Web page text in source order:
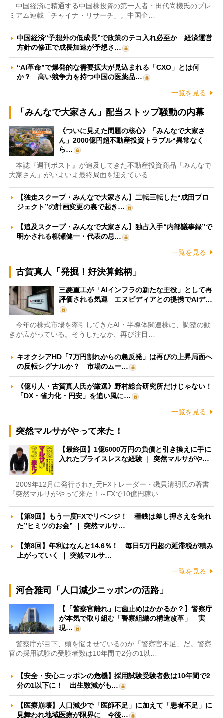
中国経済に精通する中国株投資の第一人者・田代尚機氏のプレ
ミアム連載「チャイナ・リサーチ」。中国企…
中国経済“予想外の低成長”で政策のテコ入れ必至か 経済運営
方針の修正で成長加速が予想さ…
“AI革命”で爆発的な需要拡大が見込まれる「CXO」とは何
か？ 高い競争力を持つ中国の医薬品…
一覧を見る
「みんなで大家さん」配当ストップ騒動の内幕
《ついに見えた問題の核心》「みんなで大家さ
ん」2000億円超不動産投資トラブル“異常なく
ら…
本誌『週刊ポスト』が追及してきた不動産投資商品「みんなで
大家さん」がいよいよ最終局面を迎えている…
【独走スクープ・みんなで大家さん】二転三転した“成田プロ
ジェクト”の計画変更の裏で起き…
【追及スクープ・みんなで大家さん】独占入手“内部議事録”で
明かされる柳瀬健一・代表の思…
一覧を見る
古賀真人「発掘！好決算銘柄」
三菱重工が「AIインフラの新たな主役」として再
評価される気運 エヌビディアとの提携でAIデ…
今年の株式市場を牽引してきたAI・半導体関連株に、調整の動
きが広がっている。そうしたなか、再び注目…
キオクシアHD「7万円割れからの急反発」は再びの上昇局面へ
の反転シグナルか？ 市場のムー…
《億り人・古賀真人氏が厳選》野村総合研究所だけじゃない！
「DX・省力化・円安」を追い風に…
一覧を見る
突然マルサがやって来た！
【最終回】1億6000万円の負債と引き換えに手に
入れたプライスレスな経験 ｜ 突然マルサがや…
2009年12月に発行された元FXトレーダー・磯貝清明氏の著書
『突然マルサがやって来た！～FXで10億円稼い…
【第9回】もう一度FXでリベンジ！ 種銭は差し押さえを免れ
た”ヒミツのお金” ｜ 突然マルサ…
【第8回】年利はなんと14.6％！ 毎日5万円超の延滞税が積み
上がっていく ｜ 突然マルサ…
一覧を見る
河合雅司「人口減少ニッポンの活路」
【「警察官離れ」に歯止めはかかるか？】警察庁
が本気で取り組む「警察組織の構造改革」 実
現…
警察庁が目下、頭を悩ませているのが「警察官不足」だ。警察
官の採用試験の受験者数は10年間で2分の1以…
【安全・安心ニッポンの危機】採用試験受験者数は10年間で2
分の1以下に！ 出生数減がも…
【医療崩壊】人口減少で「医師不足」に加えて「患者不足」に
見舞われ地域医療が限界に 今後…